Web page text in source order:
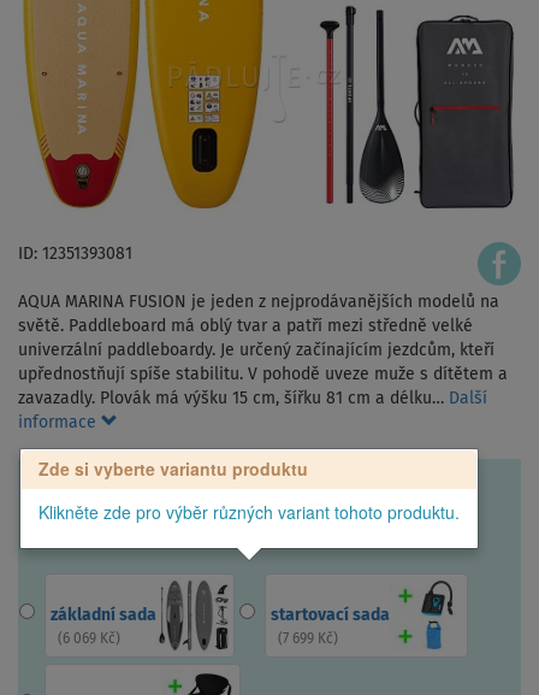
ID: 12351393081
AQUA MARINA FUSION je jeden z nejprodávanějších modelů na
světě. Paddleboard má oblý tvar a patří mezi středně velké
univerzální paddleboardy. Je určený začínajícím jezdcům, kteří
upřednostňují spíše stabilitu. V pohodě uveze muže s dítětem a
zavazadly. Plovák má výšku 15 cm, šířku 81 cm a délku… Další
informace
Zde si vyberte variantu produktu
Klikněte zde pro výběr různých variant tohoto produktu.
základní sada
(6 069 Kč)
startovací sada
(7 699 Kč)